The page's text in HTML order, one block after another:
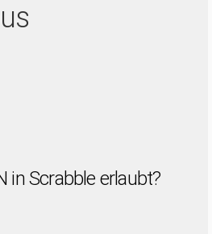
in Scrabble erlaubt?